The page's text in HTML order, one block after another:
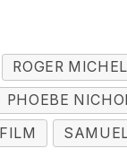
ROGER
PHOEBE
FILM